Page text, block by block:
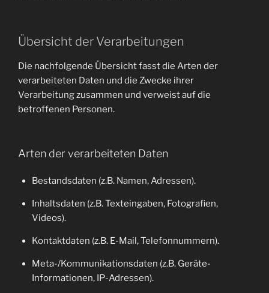
Übersicht der Verarbeitungen
Die nachfolgende Übersicht fasst die Arten der
verarbeiteten Daten und die Zwecke ihrer
Verarbeitung zusammen und verweist auf die
betroffenen Personen.
Arten der verarbeiteten Daten
Bestandsdaten (z.B. Namen, Adressen).
Inhaltsdaten (z.B. Texteingaben, Fotografien,
Videos).
Kontaktdaten (z.B. E-Mail, Telefonnummern).
Meta-/Kommunikationsdaten (z.B. Geräte-
Informationen, IP-Adressen).